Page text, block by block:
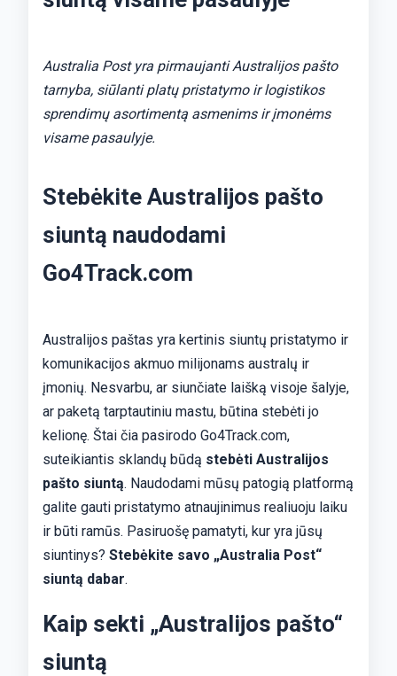
Australia Post yra pirmaujanti Australijos pašto
tarnyba, siūlanti platų pristatymo ir logistikos
sprendimų asortimentą asmenims ir įmonėms
visame pasaulyje.
Stebėkite Australijos pašto
siuntą naudodami
Go4Track.com
Australijos paštas yra kertinis siuntų pristatymo ir
komunikacijos akmuo milijonams australų ir
įmonių. Nesvarbu, ar siunčiate laišką visoje šalyje,
ar paketą tarptautiniu mastu, būtina stebėti jo
kelionę. Štai čia pasirodo Go4Track.com,
suteikiantis sklandų būdą stebėti Australijos
pašto siuntą. Naudodami mūsų patogią platformą
galite gauti pristatymo atnaujinimus realiuoju laiku
ir būti ramūs. Pasiruošę pamatyti, kur yra jūsų
siuntinys? Stebėkite savo „Australia Post“
siuntą dabar.
Kaip sekti „Australijos pašto“
siuntą